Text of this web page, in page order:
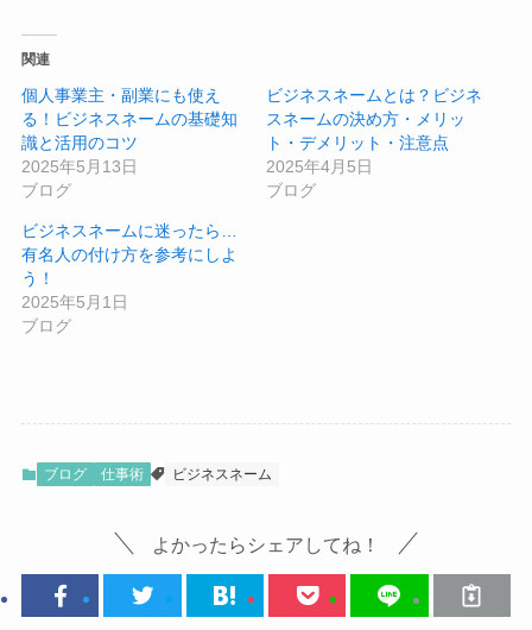
関連
個人事業主・副業にも使え
る！ビジネスネームの基礎知
識と活用のコツ
2025年5月13日
ブログ
ビジネスネームとは？ビジネ
スネームの決め方・メリッ
ト・デメリット・注意点
2025年4月5日
ブログ
ビジネスネームに迷ったら…
有名人の付け方を参考にしよ
う！
2025年5月1日
ブログ
ブログ 仕事術 ビジネスネーム
よかったらシェアしてね！